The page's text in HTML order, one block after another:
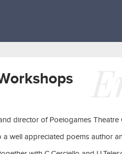
director of Poeiogames Theatre
a well appreciated poems author